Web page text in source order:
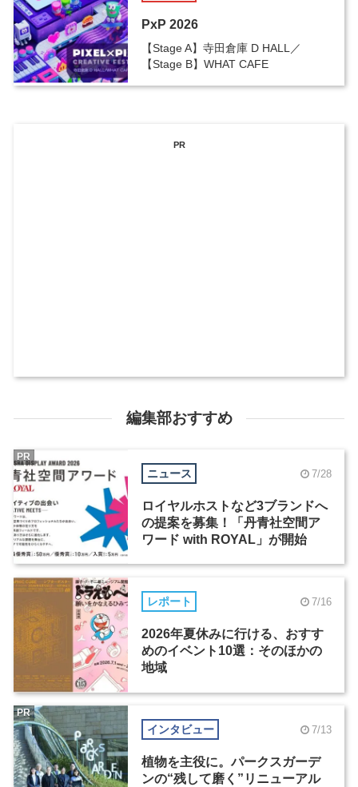
PxP 2026
【Stage A】寺田倉庫 D HALL／
【Stage B】WHAT CAFE
PR
編集部おすすめ
ニュース 7/28
ロイヤルホストなど3ブランドへ
の提案を募集！「丹青社空間ア
ワード with ROYAL」が開始
PR
レポート 7/16
2026年夏休みに行ける、おすす
めのイベント10選：そのほかの
地域
インタビュー 7/13
植物を主役に。パークスガーデ
ンの“残して磨く”リニューアル
PR